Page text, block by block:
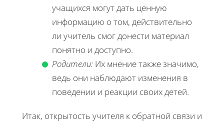
учащихся могут дать ценную
информацию о том, действительно
ли учитель смог донести материал
понятно и доступно.
Родители: Их мнение также значимо,
ведь они наблюдают изменения в
поведении и реакции своих детей.
Итак, открытость учителя к обратной связи и